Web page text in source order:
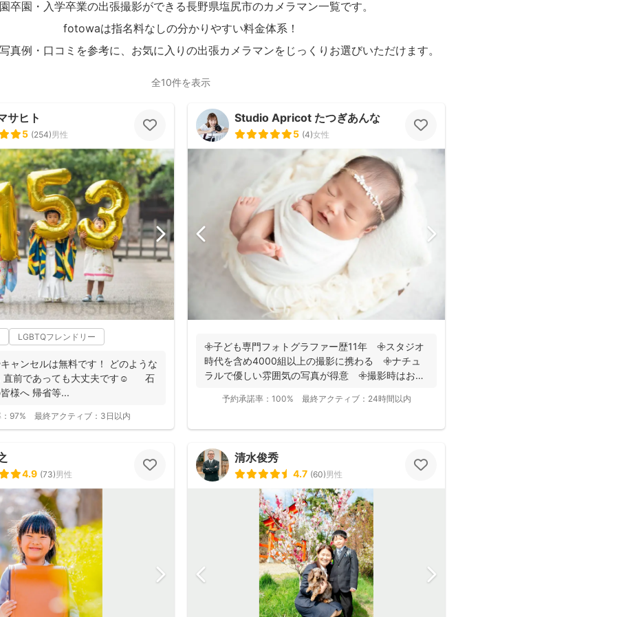
卒園・入学卒業の出張撮影ができる長野県塩尻市のカメラマン一覧です。
fotowaは指名料なしの分かりやすい料金体系！
真例・口コミを参考に、お気に入りの出張カメラマンをじっくりお選びいただけます。
全10件を表示
サヒト
5 (254)男性
LGBTQフレンドリー
ャンセルは無料です！ どのような
前であっても大丈夫です☺️ 石
様へ 帰省等...
97% 最終アクティブ： 3日以内
Studio Apricot たつぎあんな
5 (4)女性
𖧷子ども専門フォトグラファー歴11年 𖧷スタジオ
時代を含め4000組以上の撮影に携わる 𖧷ナチュ
ラルで優しい雰囲気の写真が得意 𖧷撮影時はお手
予約承諾率： 100% 最終アクティブ： 24時間以内
4.9 (73)男性
清水俊秀
4.7 (60)男性